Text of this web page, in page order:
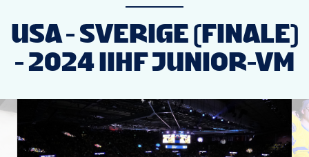
USA - SVERIGE (FINALE)
- 2024 IIHF JUNIOR-VM